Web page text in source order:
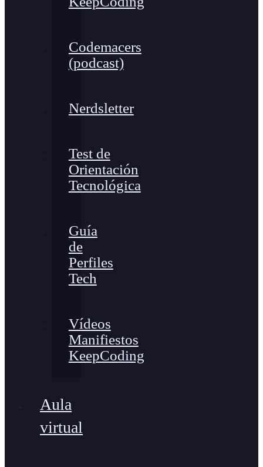
Codemacers
(podcast)
Nerdsletter
Test de
Orientación
Tecnológica
Guía
de
Perfiles
Tech
Vídeos
Manifiestos
KeepCoding
Aula
virtual